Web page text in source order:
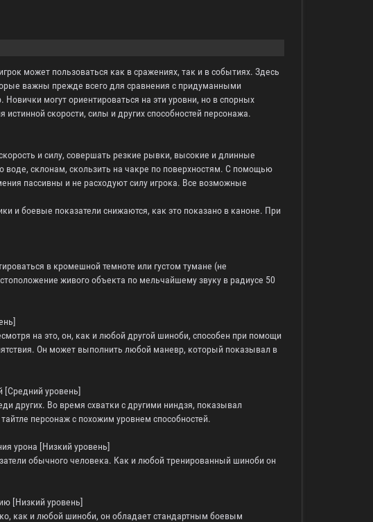
может пользоваться как в сражениях, так и в событиях. Здесь
важны прежде всего для сравнения с придуманными
могут ориентироваться на эти уровни, но в спорных
скорости, силы и других способностей персонажа.
и силу, совершать резкие рывки, высокие и длинные
склонам, скользить на чакре по поверхностям. С помощью
пассивны и не расходуют силу игрока. Все возможные
и боевые показатели снижаются, как это показано в каноне. При
в кромешной темноте или густом тумане (не
живого объекта по мельчайшему звуку в радиусе 50
на это, он, как и любой другой шиноби, способен при помощи
Он может выполнить любой маневр, который показывал в
[Средний уровень]
других. Во время схватки с другими ниндзя, показывал
персонаж с похожим уровнем способностей.
урона [Низкий уровень]
обычного человека. Как и любой тренированный шиноби он
[Низкий уровень]
как и любой шиноби, он обладает стандартным боевым